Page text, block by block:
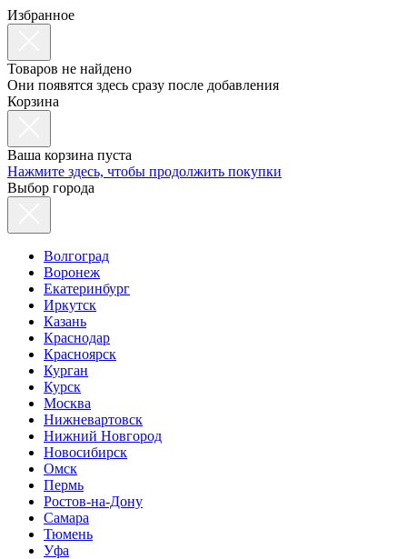
Избранное
Товаров не найдено
Они появятся здесь сразу после добавления
Корзина
Ваша корзина пуста
Нажмите здесь, чтобы продолжить покупки
Выбор города
Волгоград
Воронеж
Екатеринбург
Иркутск
Казань
Краснодар
Красноярск
Курган
Курск
Москва
Нижневартовск
Нижний Новгород
Новосибирск
Омск
Пермь
Ростов-на-Дону
Самара
Тюмень
Уфа